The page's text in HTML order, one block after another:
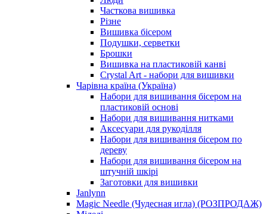
Часткова вишивка
Різне
Вишивка бісером
Подушки, серветки
Брошки
Вишивка на пластиковій канві
Crystal Art - набори для вишивки
Чарівна країна (Україна)
Набори для вишивання бісером на
пластиковій основі
Набори для вишивання нитками
Аксесуари для рукоділля
Набори для вишивання бісером по
дереву
Набори для вишивання бісером на
штучній шкірі
Заготовки для вишивки
Janlynn
Magic Needle (Чудесная игла) (РОЗПРОДАЖ)